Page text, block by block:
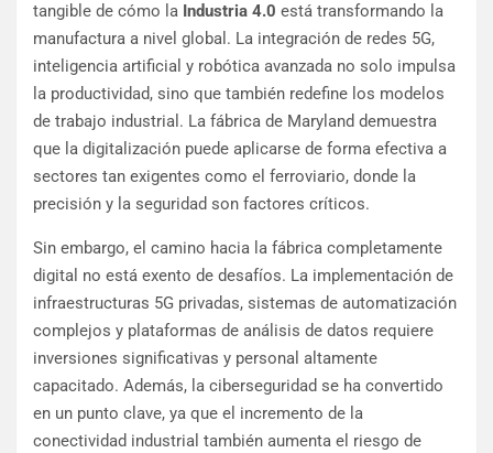
tangible de cómo la Industria 4.0 está transformando la
manufactura a nivel global. La integración de redes 5G,
inteligencia artificial y robótica avanzada no solo impulsa
la productividad, sino que también redefine los modelos
de trabajo industrial. La fábrica de Maryland demuestra
que la digitalización puede aplicarse de forma efectiva a
sectores tan exigentes como el ferroviario, donde la
precisión y la seguridad son factores críticos.
Sin embargo, el camino hacia la fábrica completamente
digital no está exento de desafíos. La implementación de
infraestructuras 5G privadas, sistemas de automatización
complejos y plataformas de análisis de datos requiere
inversiones significativas y personal altamente
capacitado. Además, la ciberseguridad se ha convertido
en un punto clave, ya que el incremento de la
conectividad industrial también aumenta el riesgo de